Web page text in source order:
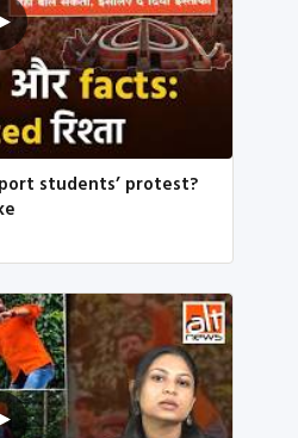
students’ protest?